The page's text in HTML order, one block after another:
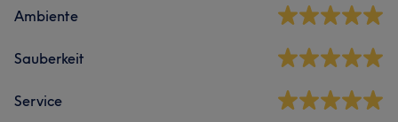
Ambiente
Sauberkeit
Service